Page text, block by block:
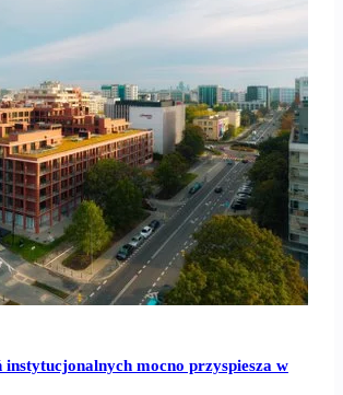
instytucjonalnych mocno przyspiesza w